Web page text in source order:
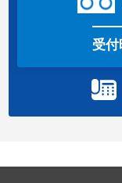
受付